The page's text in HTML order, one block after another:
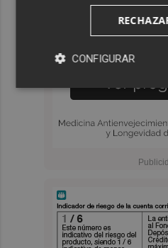
CONFIGURAR